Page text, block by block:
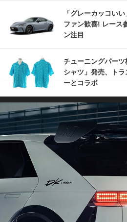
「グレーカッコい
ファン歓喜! レース
ン注目
チューニングパー
シャツ」発売、ト
ーとコラボ